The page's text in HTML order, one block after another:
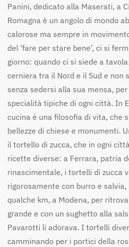
Panini, dedicato alla Maserati, a
Romagna è un angolo di mondo
calorose ma sempre in
del ‘fare per stare bene’, ci si
giorno: quando ci si siede a
cerniera tra il Nord e il Sud e non
senza sedersi alla sua mensa,
specialità tipiche di ogni città. In
cucina è una filosofia di vita, che
bellezze di chiese e monumenti.
il tortello di zucca, che in ogni
ricette diverse: a Ferrara, patria
rinascimentale, i tortelli di zucca
rigorosamente con burro e
qualche km, a Modena, per
grande e con un sughetto alla
Pavarotti li adorava. I tortelli
camminando per i portici della